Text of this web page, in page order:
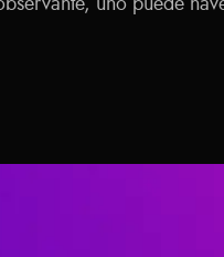
uno puede